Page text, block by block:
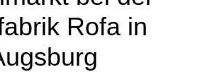
Rofa in